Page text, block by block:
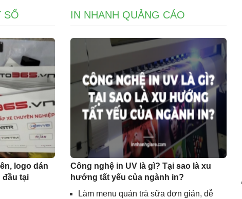
SỐ
logo dán
đầu tại
IN NHANH QUẢNG CÁO
Công nghệ in UV là gì? Tại sao là xu
hướng tất yếu của ngành in?
Làm menu quán trà sữa đơn giản, dễ